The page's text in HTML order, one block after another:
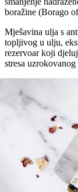
boražine (Borago
Mješavina ulja s
topljivog u ulju,
rezervoar koji
stresa